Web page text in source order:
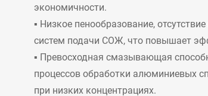
экономичности.
▪ Низкое пенообразование,
систем подачи СОЖ, что повышает
▪ Превосходная смазывающая
процессов обработки алюминиевых
при низких концентрациях.